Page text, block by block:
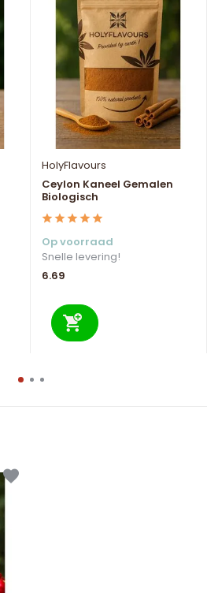
HolyFlavours
Ceylon Kaneel Gemalen
Biologisch
Op voorraad
Snelle levering!
6.69